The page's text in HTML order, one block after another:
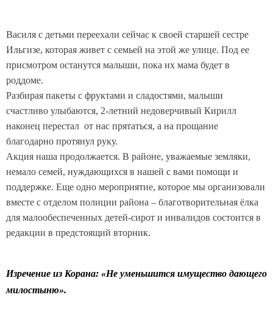
Василя с детьми переехали сейчас к своей старшей сестре
Ильгизе, которая живет с семьей на этой же улице. Под ее
присмотром останутся малыши, пока их мама будет в
роддоме.
Разбирая пакеты с фруктами и сладостями, малыши
счастливо улыбаются, 2-летний недоверчивый Кирилл
наконец перестал от нас прятаться, а на прощание
благодарно протянул руку.
Акция наша продолжается. В районе, уважаемые земляки,
немало семей, нуждающихся в нашей с вами помощи и
поддержке. Еще одно мероприятие, которое мы организовали
вместе с отделом полиции района – благотворительная ёлка
для малообеспеченных детей-сирот и инвалидов состоится в
редакции в предстоящий вторник.
Изречение из Корана: «Не уменьшится имущество дающего
милостыню».